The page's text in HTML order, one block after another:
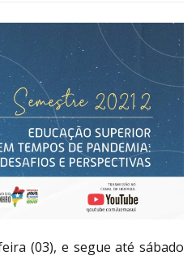
(03), e segue até sábado